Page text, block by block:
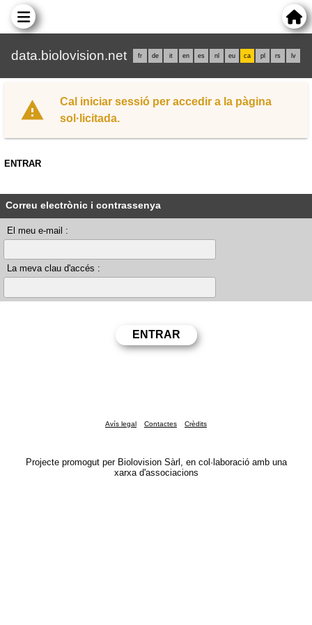
data.biolovision.net fr de it en es nl eu ca pl rs lv
Cal iniciar sessió per accedir a la pàgina
sol·licitada.
ENTRAR
Correu electrònic i contrassenya
El meu e-mail :
La meva clau d'accés :
Avís legal Contactes Crèdits
Projecte promogut per Biolovision Sàrl, en col·laboració amb una
xarxa d'associacions